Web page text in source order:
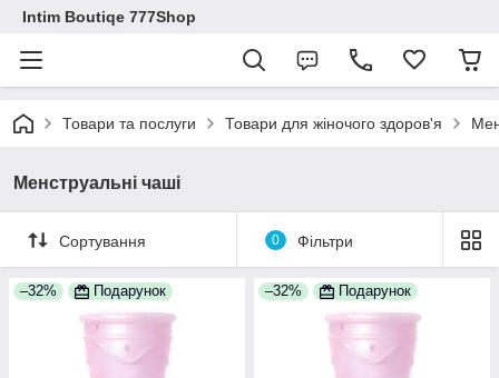
Intim Boutiqe 777Shop
Товари та послуги Товари для жіночого здоров'я
Менструальні чаші
Сортування 0 Фільтри
–32% Подарунок –32% Подарунок